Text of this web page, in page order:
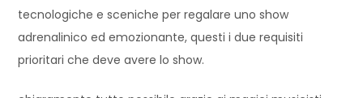
tecnologiche e sceniche per regalare uno show
adrenalinico ed emozionante, questi i due requisiti
prioritari che deve avere lo show.